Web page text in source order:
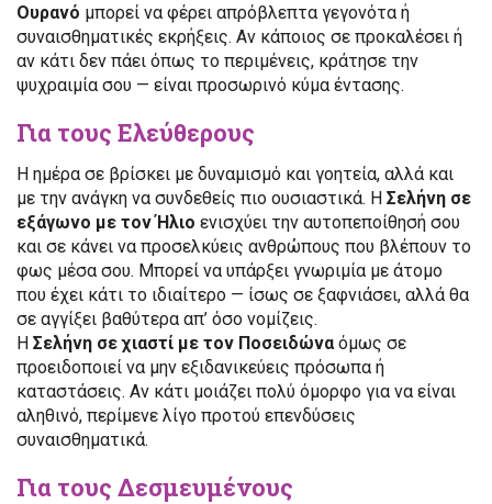
Ουρανό μπορεί να φέρει απρόβλεπτα γεγονότα ή
συναισθηματικές εκρήξεις. Αν κάποιος σε προκαλέσει ή
αν κάτι δεν πάει όπως το περιμένεις, κράτησε την
ψυχραιμία σου — είναι προσωρινό κύμα έντασης.
Για τους Ελεύθερους
Η ημέρα σε βρίσκει με δυναμισμό και γοητεία, αλλά και
με την ανάγκη να συνδεθείς πιο ουσιαστικά. Η Σελήνη σε
εξάγωνο με τον Ήλιο ενισχύει την αυτοπεποίθησή σου
και σε κάνει να προσελκύεις ανθρώπους που βλέπουν το
φως μέσα σου. Μπορεί να υπάρξει γνωριμία με άτομο
που έχει κάτι το ιδιαίτερο — ίσως σε ξαφνιάσει, αλλά θα
σε αγγίξει βαθύτερα απ’ όσο νομίζεις.
Η Σελήνη σε χιαστί με τον Ποσειδώναόμως σε
προειδοποιεί να μην εξιδανικεύεις πρόσωπα ή
καταστάσεις. Αν κάτι μοιάζει πολύ όμορφο για να είναι
αληθινό, περίμενε λίγο προτού επενδύσεις
συναισθηματικά.
Για τους Δεσμευμένους